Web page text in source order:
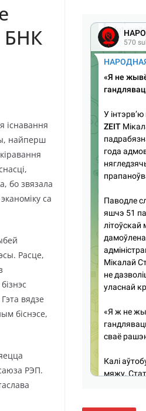
БНК
існавання
найперш
бо звязала
са
Расце,
вядзе
біснэсе,
РЭП.